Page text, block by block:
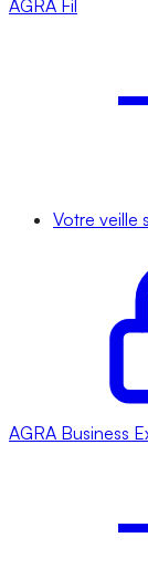
AGRA Fil
Votre veille
AGRA Business